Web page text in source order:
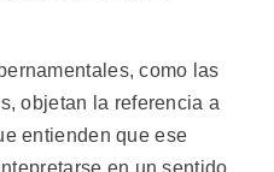
como las
objetan la referencia a
entienden que ese
en un sentido